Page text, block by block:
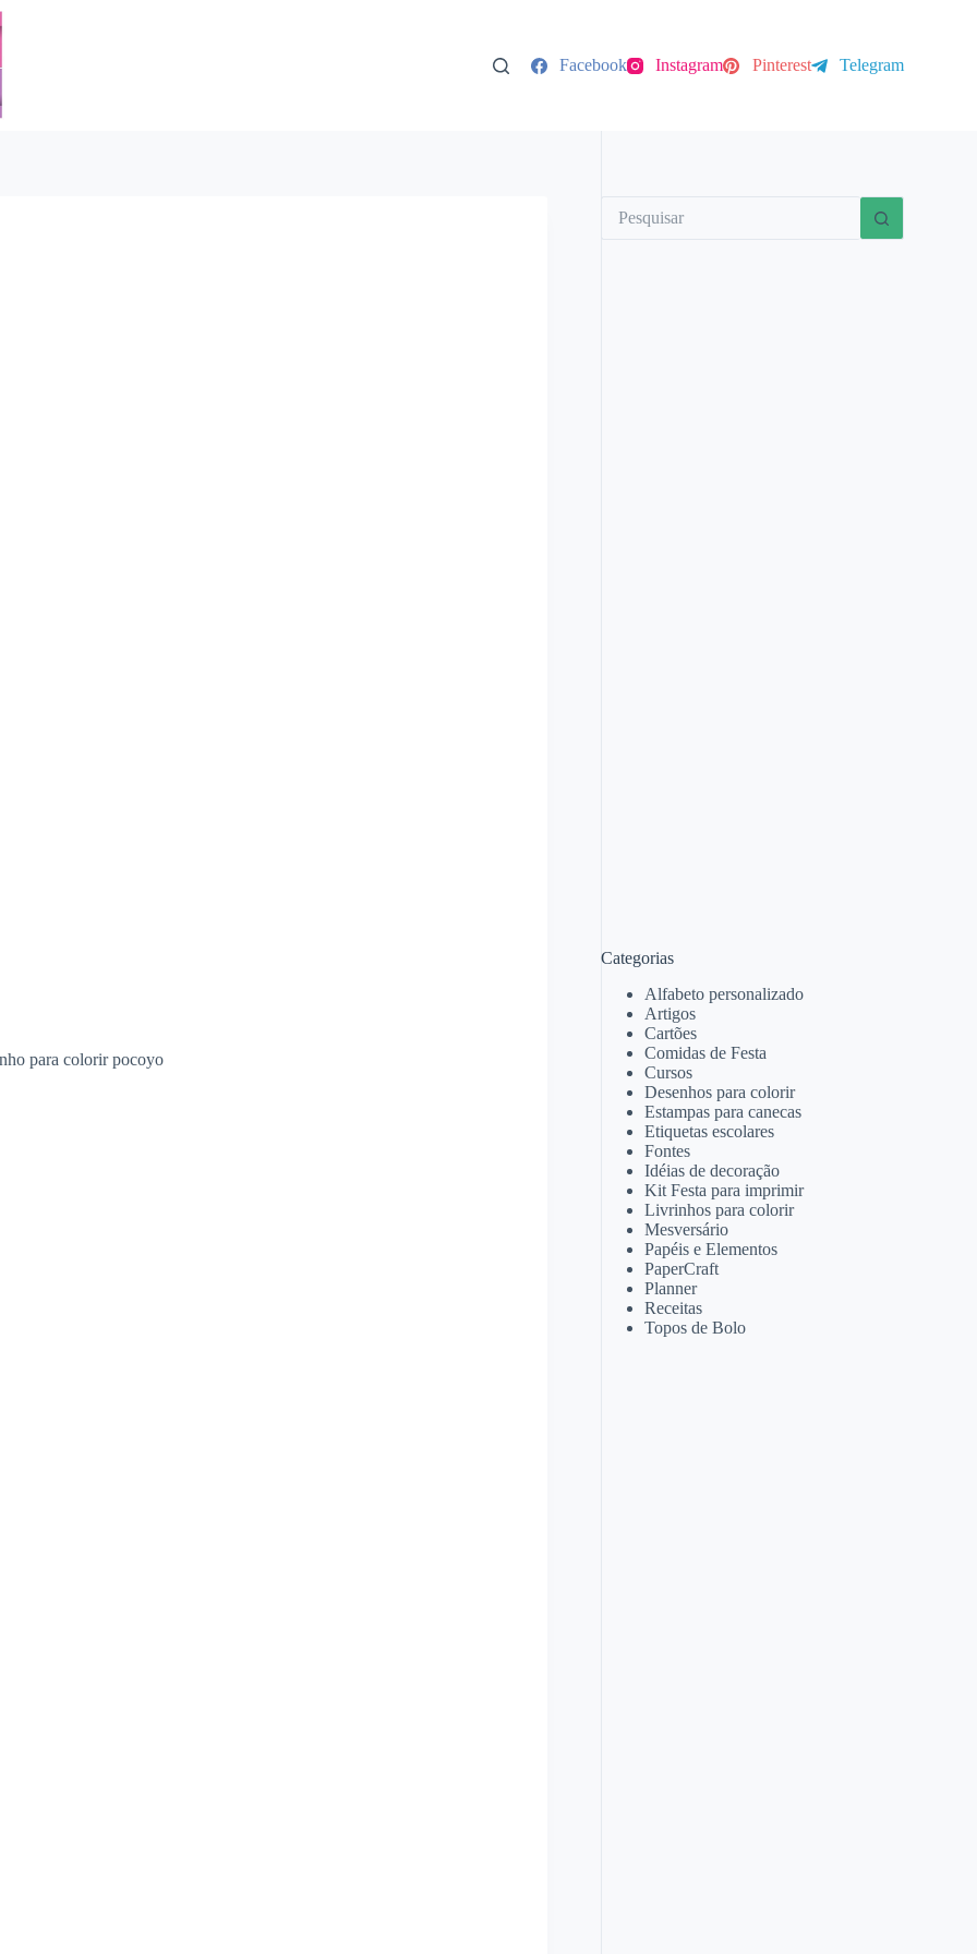
Facebook Instagram Pinterest Telegram
para colorir pocoyo
Categorias
Alfabeto personalizado
Artigos
Cartões
Comidas de Festa
Cursos
Desenhos para colorir
Estampas para canecas
Etiquetas escolares
Fontes
Idéias de decoração
Kit Festa para imprimir
Livrinhos para colorir
Mesversário
Papéis e Elementos
PaperCraft
Planner
Receitas
Topos de Bolo